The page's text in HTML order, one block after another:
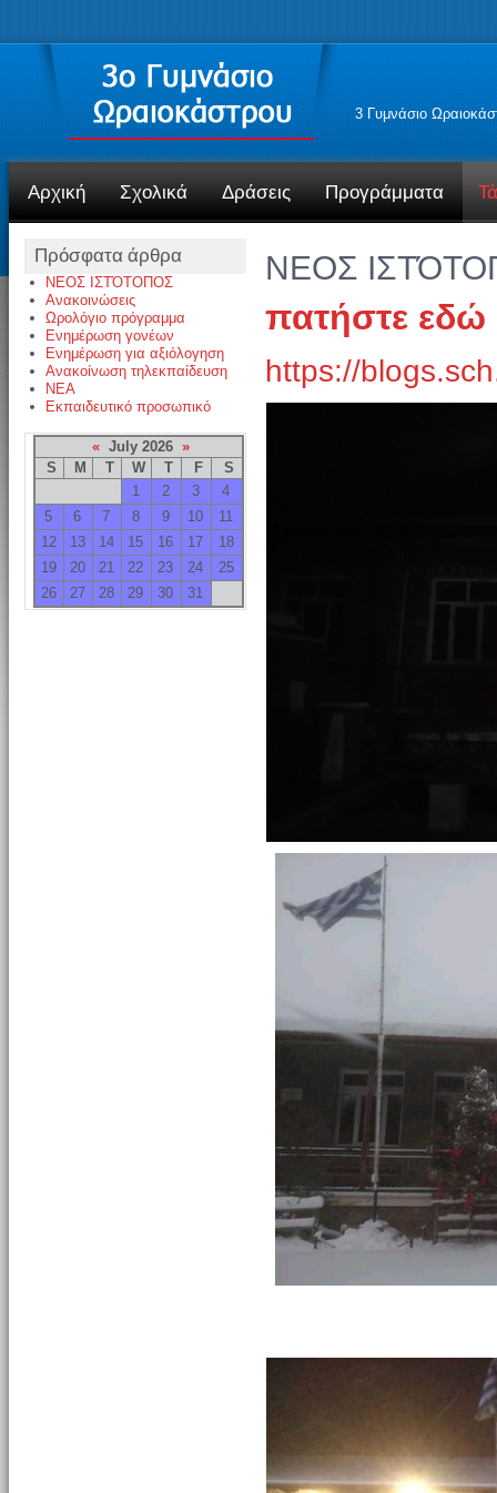
3 Γυμνάσιο
Αρχική Σχολικά Δράσεις Προγράμματα
Πρόσφατα άρθρα
ΝΕΟΣ ΙΣΤΌΤΟΠΟΣ
Ανακοινώσεις
Ωρολόγιο πρόγραμμα
Ενημέρωση γονέων
Ενημέρωση για αξιόλογηση
Ανακοίνωση τηλεκπαίδευση
NEA
Εκπαιδευτικό προσωπικό
« July 2026»
S
M T W T F
S
1
2 3
4
5
6 7 8 9 10
11
12
13 14 15 16 17
18
19
20 21 22 23 24
25
26
27 28 29 30 31
ΝΕΟΣ
πατήστε εδώ
https://